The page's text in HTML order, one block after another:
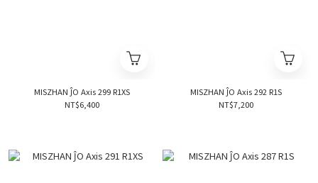
MISZHAN ĴO Axis 299 R1XS
NT$6,400
MISZHAN ĴO Axis 292 R1S
NT$7,200